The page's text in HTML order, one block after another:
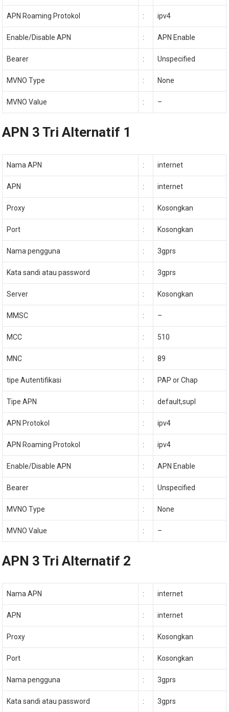
APN Roaming Protokol : ipv4
Enable/Disable APN : APN Enable
Bearer : Unspecified
MVNO Type : None
MVNO Value : –
APN 3 Tri Alternatif 1
Nama APN : internet
APN : internet
Proxy : Kosongkan
Port : Kosongkan
Nama pengguna : 3gprs
Kata sandi atau password : 3gprs
Server : Kosongkan
MMSC : –
MCC : 510
MNC : 89
tipe Autentifikasi : PAP or Chap
Tipe APN : default,supl
APN Protokol : ipv4
APN Roaming Protokol : ipv4
Enable/Disable APN : APN Enable
Bearer : Unspecified
MVNO Type : None
MVNO Value : –
APN 3 Tri Alternatif 2
Nama APN : internet
APN : internet
Proxy : Kosongkan
Port : Kosongkan
Nama pengguna : 3gprs
Kata sandi atau password : 3gprs